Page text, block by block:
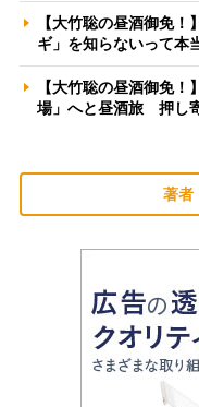
【大竹聡の昼酒御免
ギ」を知らないって
【大竹聡の昼酒御免
場」へと昼酒旅 押し
著者